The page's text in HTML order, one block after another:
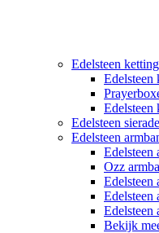
Edelsteen
Edelsteen
Edelsteen
Edelsteen
Edelsteen
Edelsteen
Ozz
Edelsteen
Edelsteen
Edelsteen
Bekijk